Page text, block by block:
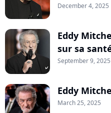
December 4, 2025
Eddy
sur sa
September 9, 2025
Eddy
March 25, 2025